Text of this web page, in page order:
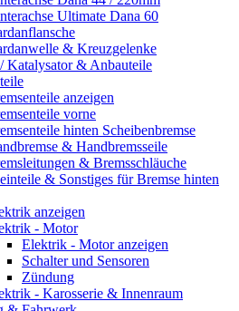
Ultimate Dana 60
& Kreuzgelenke
Katalysator & Anbauteile
anzeigen
vorne
hinten Scheibenbremse
& Handbremsseile
& Bremsschläuche
& Sonstiges für Bremse hinten
anzeigen
- Motor
Elektrik - Motor anzeigen
Schalter und Sensoren
Zündung
- Karosserie & Innenraum